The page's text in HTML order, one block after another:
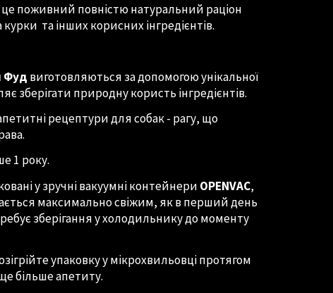
це поживний повністю натуральний раціон
та інших корисних інгредієнтів.
Фуд виготовляються за допомогою унікальної
зберігати природну користь інгредієнтів.
рецептури для собак - рагу, що
1 року.
у зручні вакуумні контейнери OPENVAC,
максимально свіжим, як в перший день
зберігання у холодильнику до моменту
упаковку у мікрохвильовці протягом
більше апетиту.